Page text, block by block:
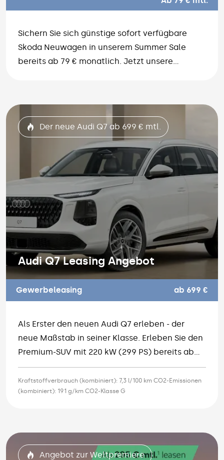
Sichern Sie sich günstige sofort verfügbare
Skoda Neuwagen in unserem Summer Sale
bereits ab 79 € monatlich. Jetzt unsere
Der neue Audi Q7 ab 699 € mtl.
Audi Q7 Leasing Angebot
Gewerbeleasing ab 699 €
Als Erster den neuen Audi Q7 erleben - der
neue Maßstab in seiner Klasse. Erleben Sie den
Premium-SUV mit 220 kW (299 PS) bereits ab
699,- € monatlich im Gewerbeleasing. Fordern
Sie jetzt Ihr individuelles Angebot an.
Kraftstoffverbrauch (kombiniert): 7,3 l/100 km CO2-Emissionen
(kombiniert): 191 g/km CO2-Klasse G
Angebot zur Weltpremiere